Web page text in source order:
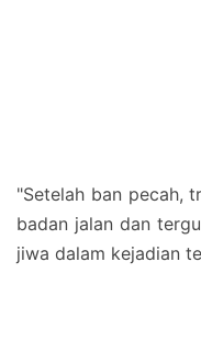
"Setelah ban pecah,
badan jalan dan
jiwa dalam kejadian